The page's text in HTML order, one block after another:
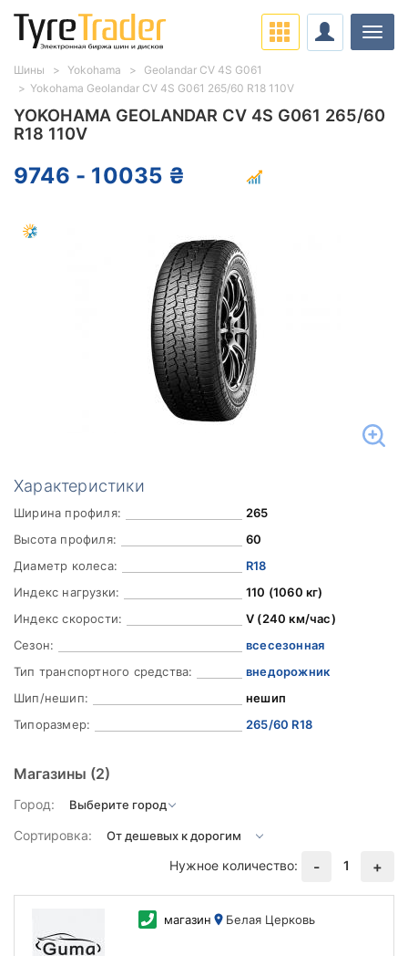
YOKOHAMA GEOLANDAR CV 4S G061 265/60
R18 110V
9746 - 10035 ₴
Характеристики
Ширина профиля:
265
Высота профиля:
60
Диаметр колеса:
R18
Индекс нагрузки:
110 (1060 кг)
Индекс скорости:
V (240 км/час)
Сезон:
всесезонная
Тип транспортного средства:
внедорожник
Шип/нешип:
нешип
Типоразмер:
265/60 R18
Магазины (2)
Город:
Сортировка:
Нужное количество:
- 1 +
магазин Белая Церковь
Шины Yokohama
Geolandar CV 4S G061
Yokohama Geolandar CV 4S G061 265/60 R18 110V